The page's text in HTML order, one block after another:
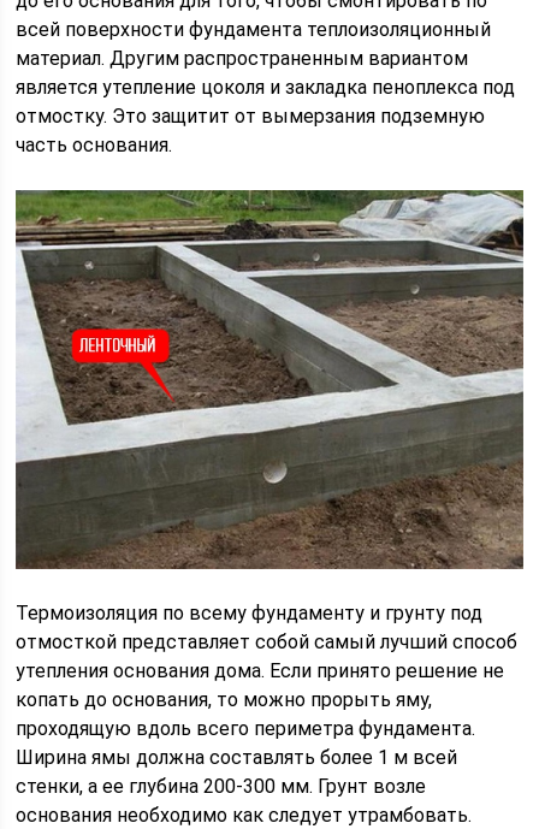
всей поверхности фундамента теплоизоляционный
материал. Другим распространенным вариантом
является утепление цоколя и закладка пеноплекса под
отмостку. Это защитит от вымерзания подземную
часть основания.
Термоизоляция по всему фундаменту и грунту под
отмосткой представляет собой самый лучший способ
утепления основания дома. Если принято решение не
копать до основания, то можно прорыть яму,
проходящую вдоль всего периметра фундамента.
Ширина ямы должна составлять более 1 м всей
стенки, а ее глубина 200-300 мм. Грунт возле
основания необходимо как следует утрамбовать.